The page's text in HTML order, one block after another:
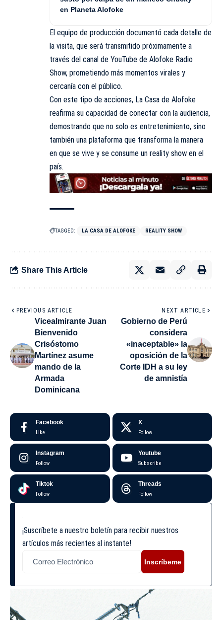
en Planeta Alofoke
El equipo de producción documentó cada detalle de
la visita, que será transmitido próximamente a
través del canal de YouTube de Alofoke Radio
Show, prometiendo más momentos virales y
cercanía con el público.
Con este tipo de acciones, La Casa de Alofoke
reafirma su capacidad de conectar con la audiencia,
demostrando que no solo es entretenimiento, sino
también una plataforma que transforma la manera
en que se vive y se consume un reality show en el
país.
TAGGED: LA CASA DE ALOFOKE REALITY SHOW
Share This Article
PREVIOUS ARTICLE
Vicealmirante Juan
Bienvenido
Crisóstomo
Martínez asume
mando de la
Armada
Dominicana
NEXT ARTICLE
Gobierno de Perú
considera
«inaceptable» la
oposición de la
Corte IDH a su ley
de amnistía
Facebook
Like
X
Follow
Instagram
Follow
Youtube
Subscribe
Tiktok
Follow
Threads
Follow
¡Suscríbete a nuestro boletín para recibir nuestros
artículos más recientes al instante!
Inscríbeme